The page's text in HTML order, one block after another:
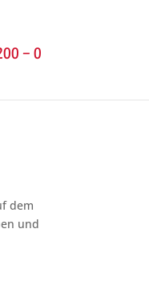
– 0
dem
und